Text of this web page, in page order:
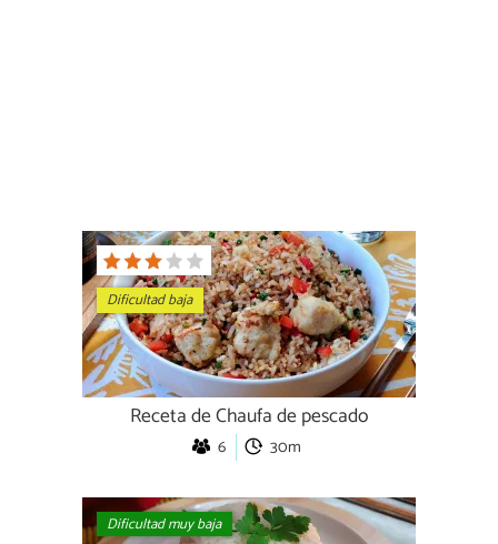
Dificultad baja
Receta de Chaufa de pescado
6 30m
Dificultad muy baja